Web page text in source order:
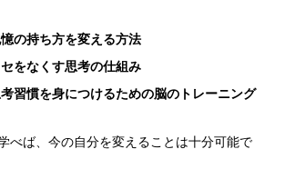
の持ち方を変える方法
をなくす思考の仕組み
習慣を身につけるための脳のトレーニング
べば、今の自分を変えることは十分可能で